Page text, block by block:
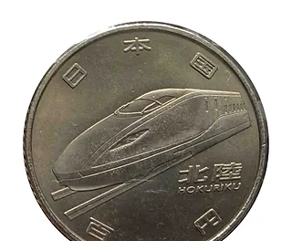
首要任务，我们将竭尽全力为您提供良好
的购物体验。